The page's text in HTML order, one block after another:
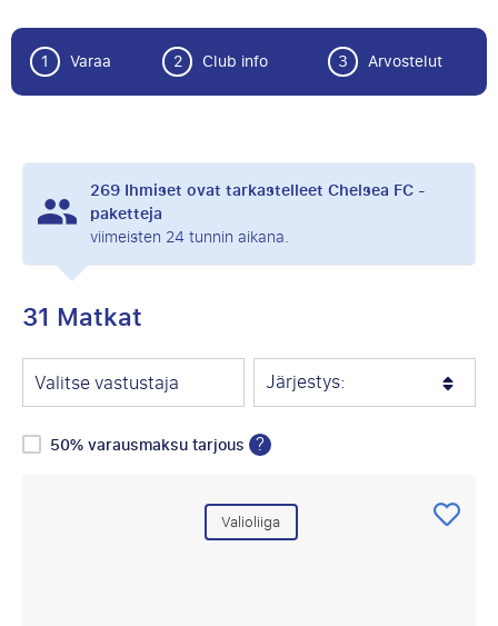
1 Varaa 2 Club info 3 Arvostelut
269Ihmiset ovat tarkastelleet Chelsea FC -
paketteja
viimeisten 24 tunnin aikana.
31 Matkat
Valitse vastustaja Järjestys:
50% varausmaksu tarjous ?
Valioliiga